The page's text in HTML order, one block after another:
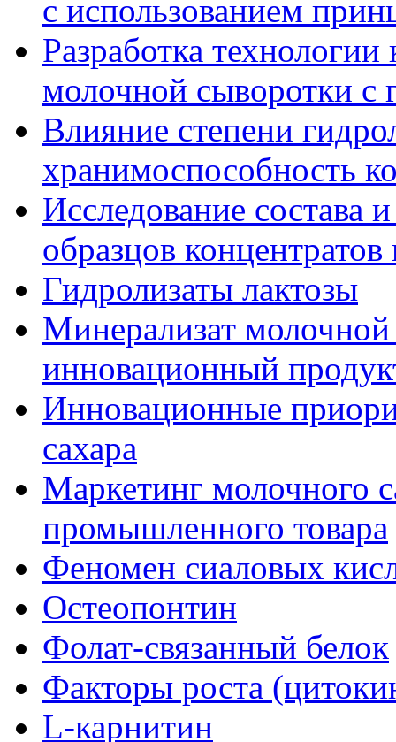
с использованием
Разработка
молочной сыворотки с
Влияние степени
хранимоспособность
Исследование состава
образцов
Гидролизаты лактозы
Минерализат
инновационный
Инновационные
сахара
Маркетинг молочного
промышленного товара
Феномен сиаловых
Остеопонтин
Фолат-связанный белок
Факторы роста
L-карнитин